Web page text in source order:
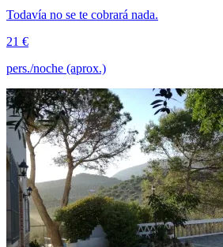
Todavía no se te cobrará nada.
21 €
pers./noche (aprox.)